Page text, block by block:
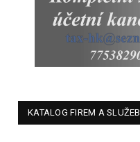
KATALOG FIREM A SLUŽEB